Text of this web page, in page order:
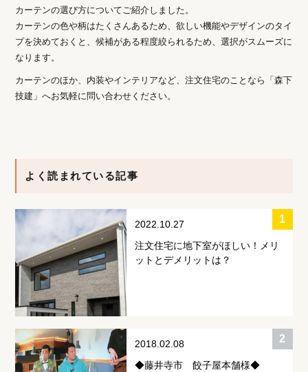
カーテンの選び方についてご紹介しました。
カーテンの色や柄はたくさんあるため、欲しい機能やデザインのタイ
プを決めておくと、候補がある程度絞られるため、選択がスムーズに
なります。
カーテンのほか、内装やインテリアなど、注文住宅のことなら「森下
技建」へお気軽に問い合わせください。
よく読まれている記事
2022.10.27
注文住宅に地下室がほしい！メリ
ットとデメリットは？
2018.02.08
◆藤井寺市 餃子屋本舗様◆